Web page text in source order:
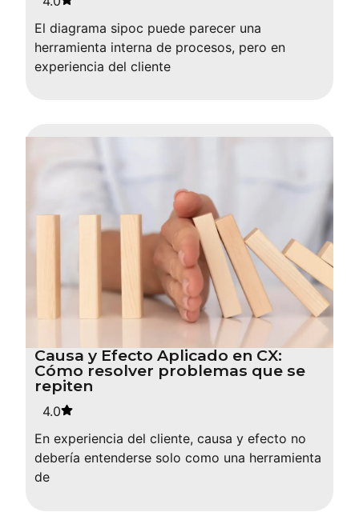
El diagrama sipoc puede parecer una
herramienta interna de procesos, pero en
experiencia del cliente
Causa y Efecto Aplicado en CX:
Cómo resolver problemas que se
repiten
4.0
En experiencia del cliente, causa y efecto no
debería entenderse solo como una herramienta
de